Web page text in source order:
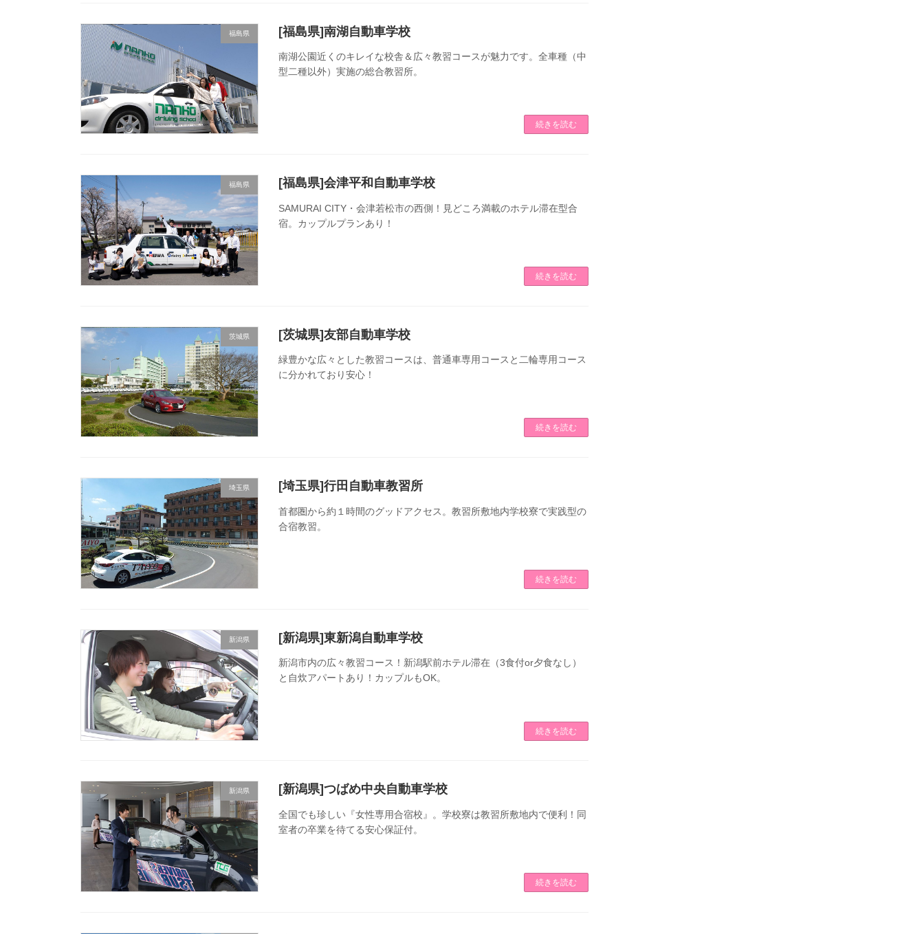
福島県 [福島県]南湖自動車学校
南湖公園近くのキレイな校舎＆広々教習コースが魅力です。全車種（中
型二種以外）実施の総合教習所。
続きを読む
福島県 [福島県]会津平和自動車学校
SAMURAI CITY・会津若松市の西側！見どころ満載のホテル滞在型合
宿。カップルプランあり！
続きを読む
茨城県 [茨城県]友部自動車学校
緑豊かな広々とした教習コースは、普通車専用コースと二輪専用コース
に分かれており安心！
続きを読む
埼玉県 [埼玉県]行田自動車教習所
首都圏から約１時間のグッドアクセス。教習所敷地内学校寮で実践型の
合宿教習。
続きを読む
新潟県 [新潟県]東新潟自動車学校
新潟市内の広々教習コース！新潟駅前ホテル滞在（3食付or夕食なし）
と自炊アパートあり！カップルもOK。
続きを読む
新潟県 [新潟県]つばめ中央自動車学校
全国でも珍しい『女性専用合宿校』。学校寮は教習所敷地内で便利！同
室者の卒業を待てる安心保証付。
続きを読む